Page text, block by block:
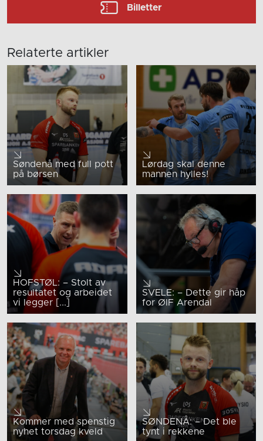
Billetter
Relaterte artikler
Søndenå med full pott
på børsen
Lørdag skal denne
mannen hylles!
HOFSTØL: – Stolt av
resultatet og arbeidet
vi legger [...]
SVELE: – Dette gir håp
for ØIF Arendal
Kommer med spenstig
nyhet torsdag kveld
SØNDENÅ: – Det ble
tynt i rekkene